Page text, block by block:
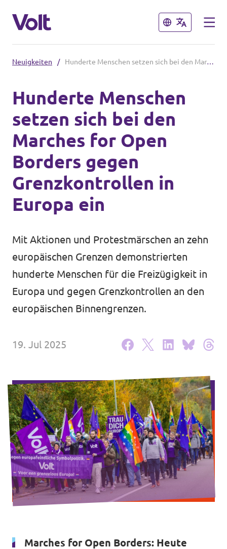
Schließen
Website
Volt in deinem Bundesland
Volt Deutschland Merchandise Shop
Schließen
Programm
Über Volt
Menschen
Neuigkeiten
Unsere Events
Mache bei uns mit!
Transparenz
Datenschutz
Impressum
Neuigkeiten / Hunderte Menschen setzen sich bei den Marches for Open Borders gegen Grenzkontrollen in Europa ein
Hunderte Menschen
setzen sich bei den
Marches for Open
Borders gegen
Grenzkontrollen in
Europa ein
Mit Aktionen und Protestmärschen an zehn
europäischen Grenzen demonstrierten
hunderte Menschen für die Freizügigkeit in
Europa und gegen Grenzkontrollen an den
europäischen Binnengrenzen.
19. Jul 2025
Marches for Open Borders: Heute